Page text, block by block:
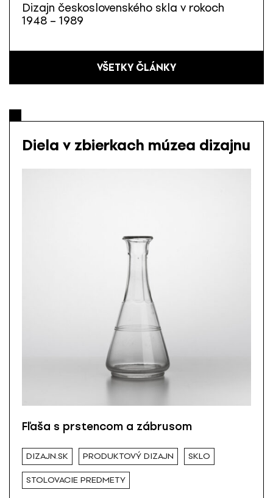
Dizajn československého skla v rokoch
1948 – 1989
VŠETKY ČLÁNKY
Diela v zbierkach múzea dizajnu
Fľaša s prstencom a zábrusom
DIZAJN.SK PRODUKTOVÝ DIZAJN SKLO
STOLOVACIE PREDMETY